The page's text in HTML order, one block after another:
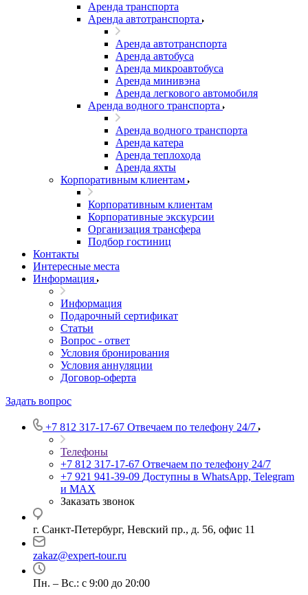
Аренда транспорта
Аренда автотранспорта
Аренда автотранспорта
Аренда автобуса
Аренда микроавтобуса
Аренда минивэна
Аренда легкового автомобиля
Аренда водного транспорта
Аренда водного транспорта
Аренда катера
Аренда теплохода
Аренда яхты
Корпоративным клиентам
Корпоративным клиентам
Корпоративные экскурсии
Организация трансфера
Подбор гостиниц
Контакты
Интересные места
Информация
Информация
Подарочный сертификат
Статьи
Вопрос - ответ
Условия бронирования
Условия аннуляции
Договор-оферта
Задать вопрос
+7 812 317-17-67 Отвечаем по телефону 24/7
Телефоны
+7 812 317-17-67 Отвечаем по телефону 24/7
+7 921 941-39-09 Доступны в WhatsApp, Telegram
и MAX
Заказать звонок
г. Санкт-Петербург, Невский пр., д. 56, офис 11
zakaz@expert-tour.ru
Пн. – Вс.: с 9:00 до 20:00